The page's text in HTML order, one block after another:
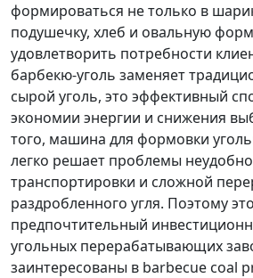
формироваться не только в
подушечку, хлеб и овальную
удовлетворить потребности
барбекю-уголь заменяет
сырой уголь, это эффективный
экономии энергии и снижения
того, машина для формовки
легко решает проблемы
транспортировки и сложной
раздробленного угля. Поэтому это
предпочтительный
угольных перерабатывающих
заинтересованы в barbecue coal